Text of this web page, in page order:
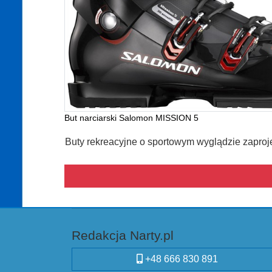
But narciarski Salomon MISSION 5
Buty rekreacyjne o sportowym wyglądzie
Redakcja Narty.pl
+48 666 830 891